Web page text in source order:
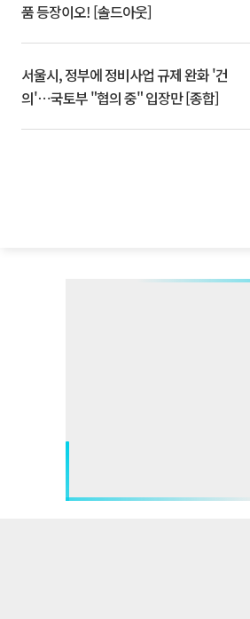
품 등장이오! [솔드아웃]
서울시, 정부에 정비사업 규제 완화 '건
의'⋯국토부 "협의 중" 입장만 [종합]